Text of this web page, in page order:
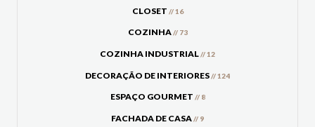
CLOSET // 16
COZINHA// 73
COZINHA INDUSTRIAL// 12
DECORAÇÃO DE INTERIORES// 124
ESPAÇO GOURMET // 8
FACHADA DE CASA// 9